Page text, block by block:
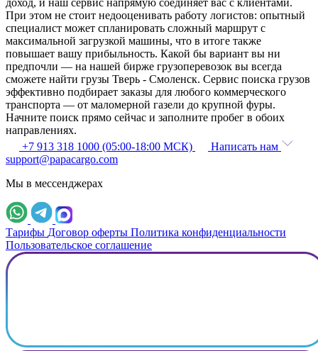
доход, и наш сервис напрямую соединяет вас с клиентами.
При этом не стоит недооценивать работу логистов: опытный
специалист может спланировать сложный маршрут с
максимальной загрузкой машины, что в итоге также
повышает вашу прибыльность. Какой бы вариант вы ни
предпочли — на нашей бирже грузоперевозок вы всегда
сможете найти грузы Тверь - Смоленск. Сервис поиска грузов
эффективно подбирает заказы для любого коммерческого
транспорта — от маломерной газели до крупной фуры.
Начните поиск прямо сейчас и заполните пробег в обоих
направлениях.
+7 913 318 1000 (05:00-18:00 МСК)
Написать нам
support@papacargo.com
Мы в мессенджерах
Тарифы Договор оферты Политика конфиденциальности
Пользовательское соглашение